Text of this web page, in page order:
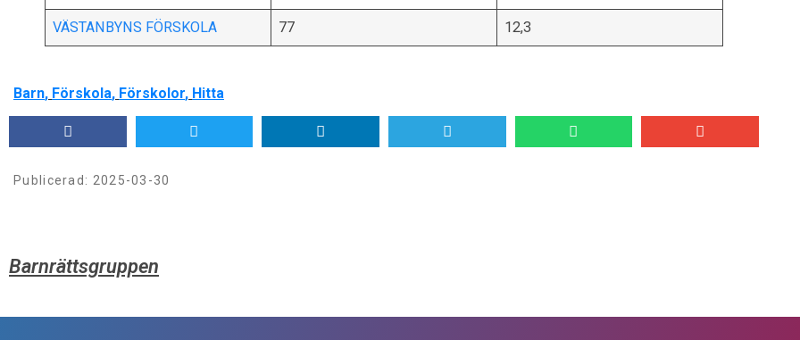
VÄSTANBYNS FÖRSKOLA 77 12,3
Barn, Förskola, Förskolor, Hitta
Publicerad: 2025-03-30
Barnrättsgruppen